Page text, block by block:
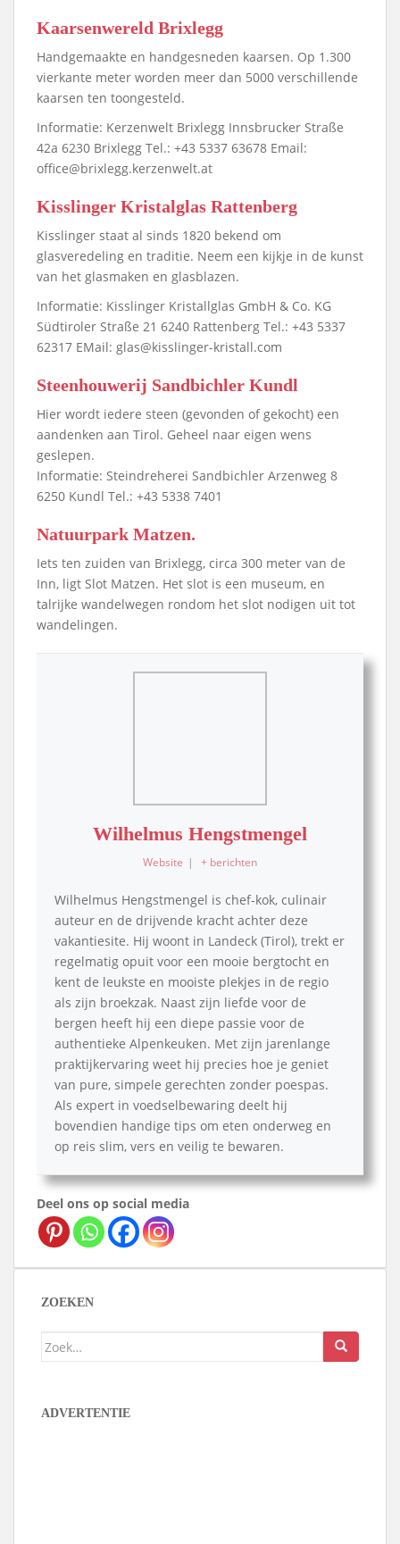
Kaarsenwereld Brixlegg
Handgemaakte en handgesneden kaarsen. Op 1.300
vierkante meter worden meer dan 5000 verschillende
kaarsen ten toongesteld.
Informatie: Kerzenwelt Brixlegg Innsbrucker Straße
42a 6230 Brixlegg Tel.: +43 5337 63678 Email:
office@brixlegg.kerzenwelt.at
Kisslinger Kristalglas Rattenberg
Kisslinger staat al sinds 1820 bekend om
glasveredeling en traditie. Neem een kijkje in de kunst
van het glasmaken en glasblazen.
Informatie: Kisslinger Kristallglas GmbH & Co. KG
Südtiroler Straße 21 6240 Rattenberg Tel.: +43 5337
62317 EMail: glas@kisslinger-kristall.com
Steenhouwerij Sandbichler Kundl
Hier wordt iedere steen (gevonden of gekocht) een
aandenken aan Tirol. Geheel naar eigen wens
geslepen.
Informatie: Steindreherei Sandbichler Arzenweg 8
6250 Kundl Tel.: +43 5338 7401
Natuurpark Matzen.
Iets ten zuiden van Brixlegg, circa 300 meter van de
Inn, ligt Slot Matzen. Het slot is een museum, en
talrijke wandelwegen rondom het slot nodigen uit tot
wandelingen.
Wilhelmus Hengstmengel
Website | + berichten
Wilhelmus Hengstmengel is chef-kok, culinair
auteur en de drijvende kracht achter deze
vakantiesite. Hij woont in Landeck (Tirol), trekt er
regelmatig opuit voor een mooie bergtocht en
kent de leukste en mooiste plekjes in de regio
als zijn broekzak. Naast zijn liefde voor de
bergen heeft hij een diepe passie voor de
authentieke Alpenkeuken. Met zijn jarenlange
praktijkervaring weet hij precies hoe je geniet
van pure, simpele gerechten zonder poespas.
Als expert in voedselbewaring deelt hij
bovendien handige tips om eten onderweg en
op reis slim, vers en veilig te bewaren.
Deel ons op social media
ZOEKEN
Zoek
ADVERTENTIE